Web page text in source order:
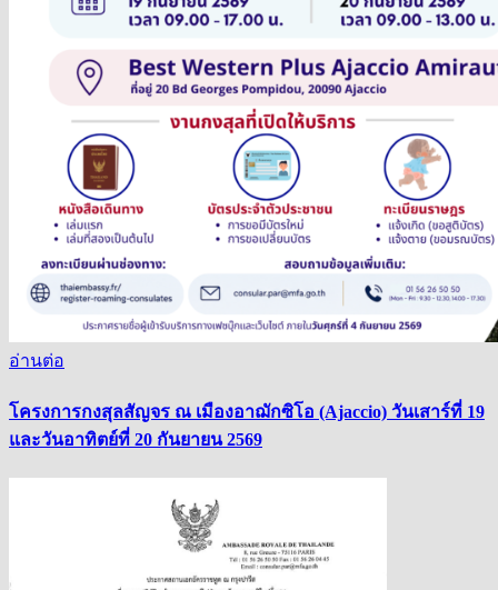
อ่านต่อ
โครงการกงสุลสัญจร ณ เมืองอาฌักซิโอ (Ajaccio) วันเสาร์ที่ 19
และวันอาทิตย์ที่ 20 กันยายน 2569